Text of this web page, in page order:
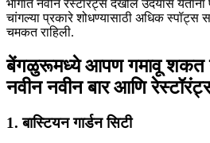
भागात नवीन रेस्टॉरंट्स देखील उदयास येताना
चांगल्या प्रकारे शोधण्यासाठी अधिक स्पॉट्स
चमकत राहिली.
बेंगळुरूमध्ये आपण गमावू शकत
नवीन नवीन बार आणि
1. बास्टियन गार्डन सिटी